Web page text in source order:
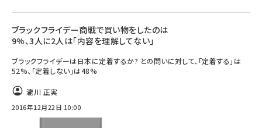
ブラックフライデー商戦で買い物をしたのは
9%、3人に2人は「内容を理解してない」
ブラックフライデーは日本に定着するか? との問いに対して、「定着する」は
52%、「定着しない」は48%
瀧川 正実
2016年12月22日 10:00